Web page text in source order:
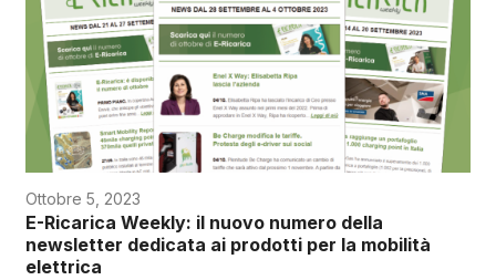
Ottobre 5, 2023
E-Ricarica Weekly: il nuovo numero della
newsletter dedicata ai prodotti per la mobilità
elettrica